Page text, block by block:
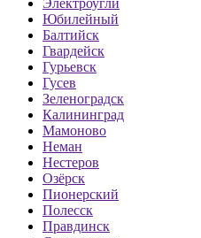
Электроугли
Юбилейный
Балтийск
Гвардейск
Гурьевск
Гусев
Зеленоградск
Калининград
Мамоново
Неман
Нестеров
Озёрск
Пионерский
Полесск
Правдинск